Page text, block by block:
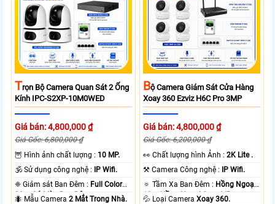
TRọn Bộ Camera Quan Sát 2 Ống
Kính IPC-S2XP-10M0WED
Giá bán: 4,800,000 ₫
Giá Gốc: 6,800,000 ₫
🦉 Hình ảnh chất lượng : 10 MP.
🕉️ Sử dụng công nghệ : IP Wifi.
❈ Giám sát Ban Đêm : Full Color
20m Có Màu Ban Ðêm.
🐜 Mẫu Camera2 Mắt Trong Nhà.
BỘ Camera Giám Sát Cửa Hàng
Xoay 360 Ezviz H6C Pro 3MP
Giá bán: 4,800,000 ₫
Giá Gốc: 6,200,000 ₫
️👀 Chất lượng hình Ảnh :2K Lite .
⚒ Camera Công nghệ : IP Wifi.
🔅 Tầm Xa Ban Đêm : Hồng Ngoại
10m Hồng Ngoại Smart IR.
💦 Loại CameraXoay 360.